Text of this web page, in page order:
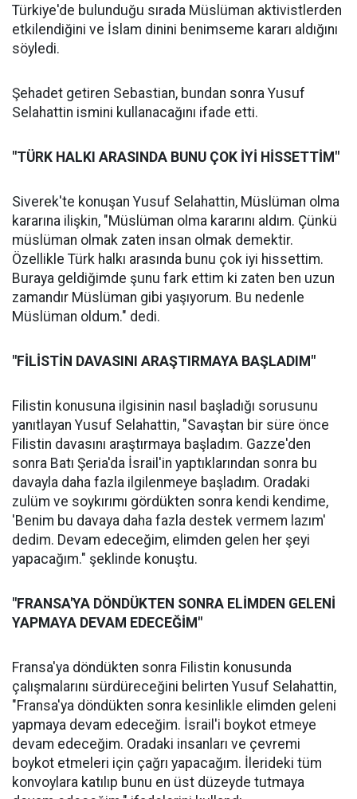
Türkiye'de bulunduğu sırada Müslüman aktivistlerden
etkilendiğini ve İslam dinini benimseme kararı aldığını
söyledi.
Şehadet getiren Sebastian, bundan sonra Yusuf
Selahattin ismini kullanacağını ifade etti.
"TÜRK HALKI ARASINDA BUNU ÇOK İYİ HİSSETTİM"
Siverek'te konuşan Yusuf Selahattin, Müslüman olma
kararına ilişkin, "Müslüman olma kararını aldım. Çünkü
müslüman olmak zaten insan olmak demektir.
Özellikle Türk halkı arasında bunu çok iyi hissettim.
Buraya geldiğimde şunu fark ettim ki zaten ben uzun
zamandır Müslüman gibi yaşıyorum. Bu nedenle
Müslüman oldum." dedi.
"FİLİSTİN DAVASINI ARAŞTIRMAYA BAŞLADIM"
Filistin konusuna ilgisinin nasıl başladığı sorusunu
yanıtlayan Yusuf Selahattin, "Savaştan bir süre önce
Filistin davasını araştırmaya başladım. Gazze'den
sonra Batı Şeria'da İsrail'in yaptıklarından sonra bu
davayla daha fazla ilgilenmeye başladım. Oradaki
zulüm ve soykırımı gördükten sonra kendi kendime,
'Benim bu davaya daha fazla destek vermem lazım'
dedim. Devam edeceğim, elimden gelen her şeyi
yapacağım." şeklinde konuştu.
"FRANSA'YA DÖNDÜKTEN SONRA ELİMDEN GELENİ
YAPMAYA DEVAM EDECEĞİM"
Fransa'ya döndükten sonra Filistin konusunda
çalışmalarını sürdüreceğini belirten Yusuf Selahattin,
"Fransa'ya döndükten sonra kesinlikle elimden geleni
yapmaya devam edeceğim. İsrail'i boykot etmeye
devam edeceğim. Oradaki insanları ve çevremi
boykot etmeleri için çağrı yapacağım. İlerideki tüm
konvoylara katılıp bunu en üst düzeyde tutmaya